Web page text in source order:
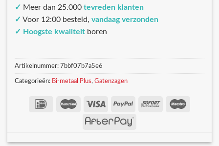
✓ Meer dan 25.000 tevreden klanten
✓ Voor 12:00 besteld, vandaag verzonden
✓ Hoogste kwaliteit boren
Artikelnummer: 7bbf07b7a5e6
Categorieën: Bi-metaal Plus, Gatenzagen